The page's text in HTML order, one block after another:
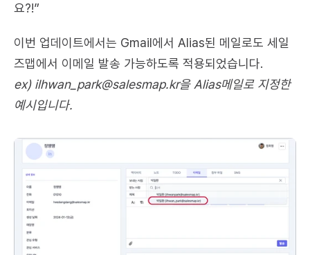
요?!”
이번 업데이트에서는 Gmail에서 Alias된 메일로도 세일
즈맵에서 이메일 발송 가능하도록 적용되었습니다.
ex) ilhwan_park@salesmap.kr을 Alias메일로 지정한
예시입니다.